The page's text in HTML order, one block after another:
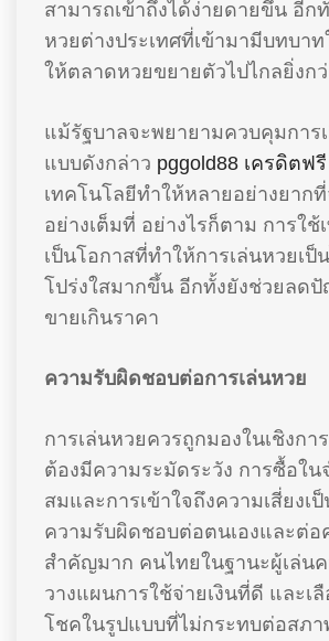
สามารถเข้าถึงได้ง่ายดายขึ้น อีก
หวยต่างประเทศที่เข้ามามีบทบา
ให้ตลาดหวยขยายตัวไปไกลยิ่งกว่
แม้รัฐบาลจะพยายามควบคุมการ
แบบดังกล่าว pggold88 เครดิตฟรี
เทคโนโลยีทำให้หลายอย่างยาก
อย่างเต็มที่ อย่างไรก็ตาม การใช้
เป็นโอกาสที่ทำให้การเล่นหวยเป็
โปร่งใสมากขึ้น อีกทั้งยังช่วยลด
ขายเกินราคา
ความรับผิดชอบต่อการเล่นหวย
การเล่นหวยควรถูกมองในเชิงกา
ต้องมีความระมัดระวัง การซื้อใน
สมและการเข้าใจถึงความเสี่ยงเ
ความรับผิดชอบต่อตนเองและต่
สำคัญมาก คนไทยในฐานะผู้เล่น
วางแผนการใช้จ่ายเงินที่ดี และเลื
โชคในรูปแบบที่ไม่กระทบต่อสภา